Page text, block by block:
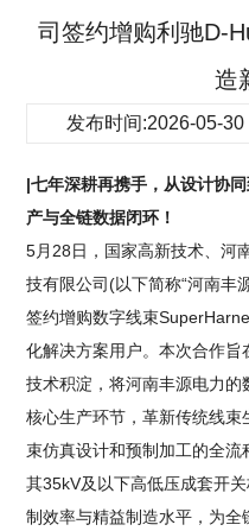
司签约增购利驰D-
造
发布时间:2026-05-30
|七年深耕再携手，从设计协
产与全链数据闭环！
5月28日，国家高新技术、
技有限公司(以下简称“河南丰
签约增购数字线束
化解决方案用户。本次合作
技术积淀，将河南丰源电力
核心生产环节，革新传统线
束仿真设计和预制加工的全
其35kV及以下高低压成套开
制效率与精益制造水平，为